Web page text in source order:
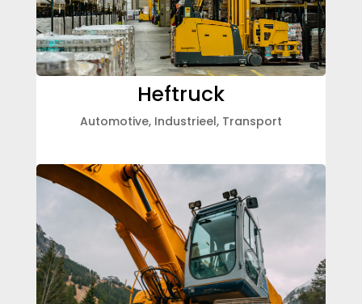
Heftruck
Automotive, Industrieel, Transport